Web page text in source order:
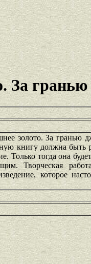
За
золото. За гранью
книгу должна быть
Только тогда она
Творческая
которое